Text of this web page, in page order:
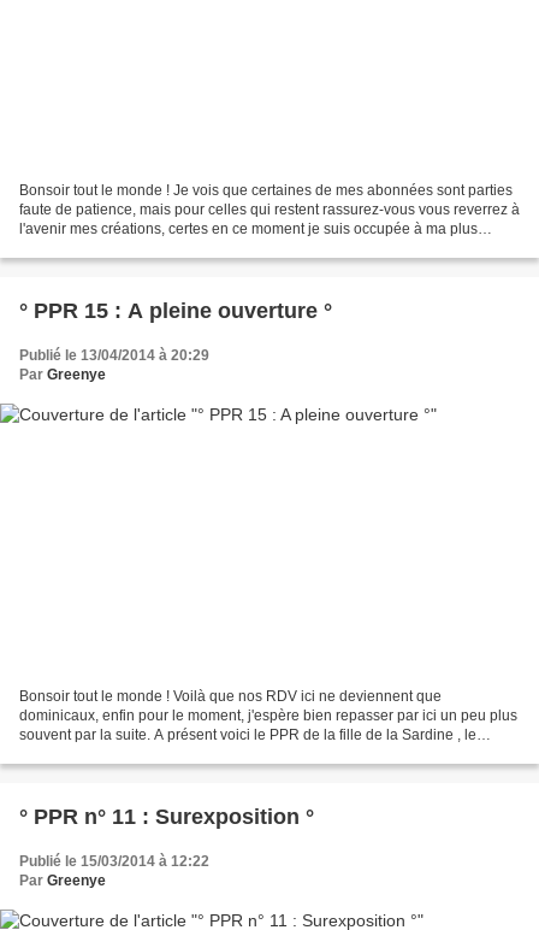
Bonsoir tout le monde ! Je vois que certaines de mes abonnées sont parties
faute de patience, mais pour celles qui restent rassurez-vous vous reverrez à
l'avenir mes créations, certes en ce moment je suis occupée à ma plus
° PPR 15 : A pleine ouverture °
Publié le 13/04/2014 à 20:29
Par Greenye
Bonsoir tout le monde ! Voilà que nos RDV ici ne deviennent que
dominicaux, enfin pour le moment, j'espère bien repasser par ici un peu plus
souvent par la suite. A présent voici le PPR de la fille de la Sardine , le
° PPR n° 11 : Surexposition °
Publié le 15/03/2014 à 12:22
Par Greenye